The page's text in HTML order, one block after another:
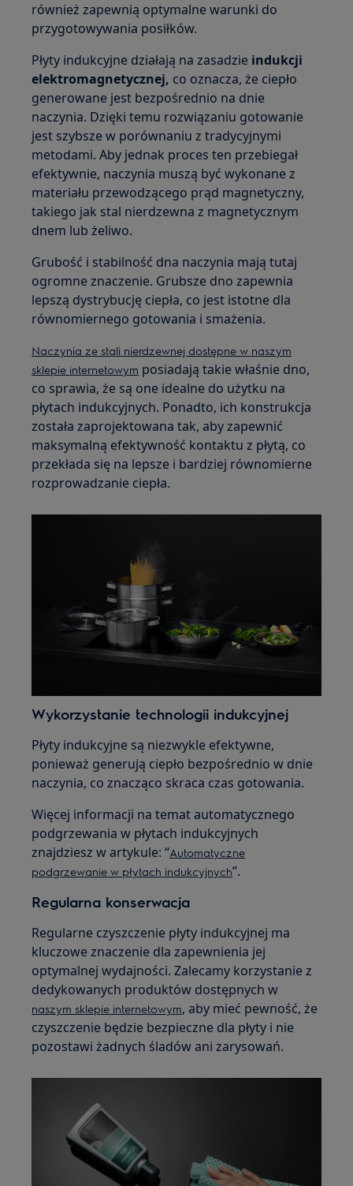
również zapewnią optymalne warunki do
przygotowywania posiłków.
Płyty indukcyjne działają na zasadzie indukcji
elektromagnetycznej, co oznacza, że ciepło
generowane jest bezpośrednio na dnie
naczynia. Dzięki temu rozwiązaniu gotowanie
jest szybsze w porównaniu z tradycyjnymi
metodami. Aby jednak proces ten przebiegał
efektywnie, naczynia muszą być wykonane z
materiału przewodzącego prąd magnetyczny,
takiego jak stal nierdzewna z magnetycznym
dnem lub żeliwo.
Grubość i stabilność dna naczynia mają tutaj
ogromne znaczenie. Grubsze dno zapewnia
lepszą dystrybucję ciepła, co jest istotne dla
równomiernego gotowania i smażenia.
Naczynia ze stali nierdzewnej dostępne w naszym
sklepie internetowym posiadają takie właśnie dno,
co sprawia, że są one idealne do użytku na
płytach indukcyjnych. Ponadto, ich konstrukcja
została zaprojektowana tak, aby zapewnić
maksymalną efektywność kontaktu z płytą, co
przekłada się na lepsze i bardziej równomierne
rozprowadzanie ciepła.
Wykorzystanie technologii indukcyjnej
Płyty indukcyjne są niezwykle efektywne,
ponieważ generują ciepło bezpośrednio w dnie
naczynia, co znacząco skraca czas gotowania.
Więcej informacji na temat automatycznego
podgrzewania w płytach indukcyjnych
znajdziesz w artykule: “Automatyczne
podgrzewanie w płytach indukcyjnych”.
Regularna konserwacja
Regularne czyszczenie płyty indukcyjnej ma
kluczowe znaczenie dla zapewnienia jej
optymalnej wydajności. Zalecamy korzystanie z
dedykowanych produktów dostępnych w
naszym sklepie internetowym, aby mieć pewność, że
czyszczenie będzie bezpieczne dla płyty i nie
pozostawi żadnych śladów ani zarysowań.